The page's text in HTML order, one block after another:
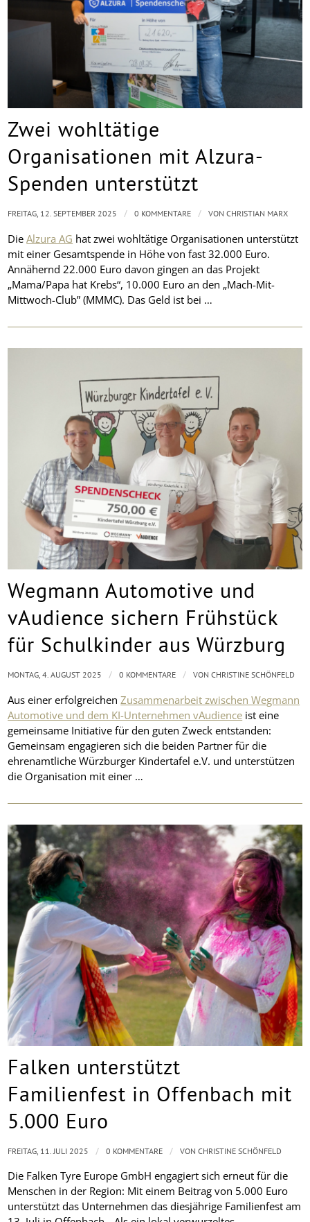
Zwei wohltätige
Organisationen mit Alzura-
Spenden unterstützt
DieAlzura AG hat zwei wohltätige Organisationen unterstützt
mit einer Gesamtspende in Höhe von fast 32.000 Euro.
Annähernd 22.000 Euro davon gingen an das Projekt
„Mama/Papa hat Krebs“, 10.000 Euro an den „Mach-Mit-
Mittwoch-Club” (MMMC). Das Geld ist bei …
FREITAG, 12. SEPTEMBER 2025 / 0 KOMMENTARE / VONCHRISTIAN MARX
Wegmann Automotive und
vAudience sichern Frühstück
für Schulkinder aus Würzburg
Aus einer erfolgreichenZusammenarbeit zwischen Wegmann
Automotive und dem KI-Unternehmen vAudience ist eine
gemeinsame Initiative für den guten Zweck entstanden:
Gemeinsam engagieren sich die beiden Partner für die
ehrenamtliche Würzburger Kindertafel e.V. und unterstützen
die Organisation mit einer …
MONTAG, 4. AUGUST 2025 / 0 KOMMENTARE / VONCHRISTINE SCHÖNFELD
Falken unterstützt
Familienfest in Offenbach mit
5.000 Euro
Die Falken Tyre Europe GmbH engagiert sich erneut für die
Menschen in der Region: Mit einem Beitrag von 5.000 Euro
unterstützt das Unternehmen das diesjährige Familienfest am
FREITAG, 11. JULI 2025 / 0 KOMMENTARE / VONCHRISTINE SCHÖNFELD